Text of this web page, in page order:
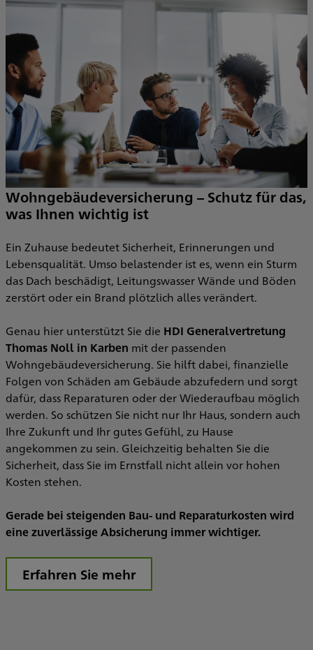
Wohngebäudeversicherung – Schutz für das,
was Ihnen wichtig ist
Ein Zuhause bedeutet Sicherheit, Erinnerungen und
Lebensqualität. Umso belastender ist es, wenn ein Sturm
das Dach beschädigt, Leitungswasser Wände und Böden
zerstört oder ein Brand plötzlich alles verändert.
Genau hier unterstützt Sie die HDI Generalvertretung
Thomas Noll in Karben mit der passenden
Wohngebäudeversicherung. Sie hilft dabei, finanzielle
Folgen von Schäden am Gebäude abzufedern und sorgt
dafür, dass Reparaturen oder der Wiederaufbau möglich
werden. So schützen Sie nicht nur Ihr Haus, sondern auch
Ihre Zukunft und Ihr gutes Gefühl, zu Hause
angekommen zu sein. Gleichzeitig behalten Sie die
Sicherheit, dass Sie im Ernstfall nicht allein vor hohen
Kosten stehen.
Gerade bei steigenden Bau- und Reparaturkosten wird
eine zuverlässige Absicherung immer wichtiger.
Erfahren Sie mehr